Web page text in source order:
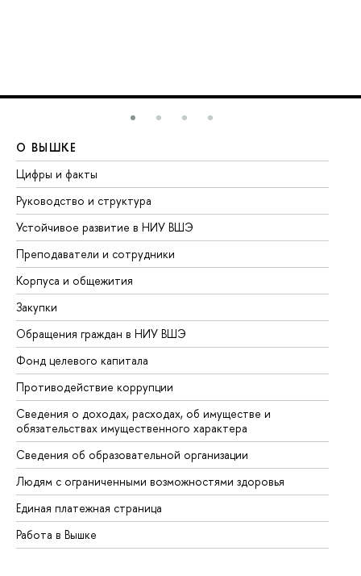
О ВЫШКЕ
Цифры и факты
Руководство и структура
Устойчивое развитие в НИУ ВШЭ
Преподаватели и сотрудники
Корпуса и общежития
Закупки
Обращения граждан в НИУ ВШЭ
Фонд целевого капитала
Противодействие коррупции
Сведения о доходах, расходах, об имуществе и
обязательствах имущественного характера
Сведения об образовательной организации
Людям с ограниченными возможностями здоровья
Единая платежная страница
Работа в Вышке